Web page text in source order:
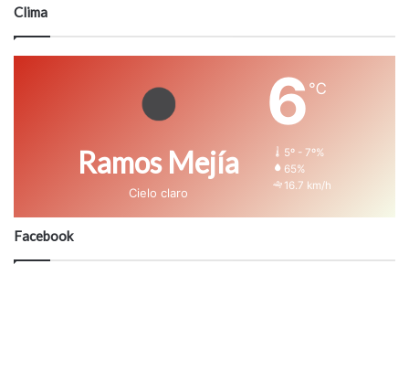
Clima
Ramos Mejía
Cielo claro
6 ℃
5º - 7º%
65%
16.7 km/h
Facebook